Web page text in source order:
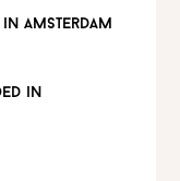
amsterdam
in